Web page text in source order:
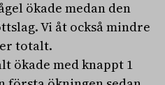
ökade medan den
Vi åt också mindre
totalt.
ökade med knappt 1